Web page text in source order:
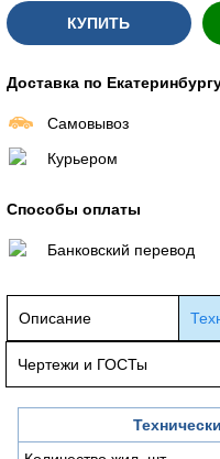
КУПИТЬ
Доставка по
Самовывоз
Курьером
Способы оплаты
Банковский перевод
Описание
Чертежи и ГОСТы